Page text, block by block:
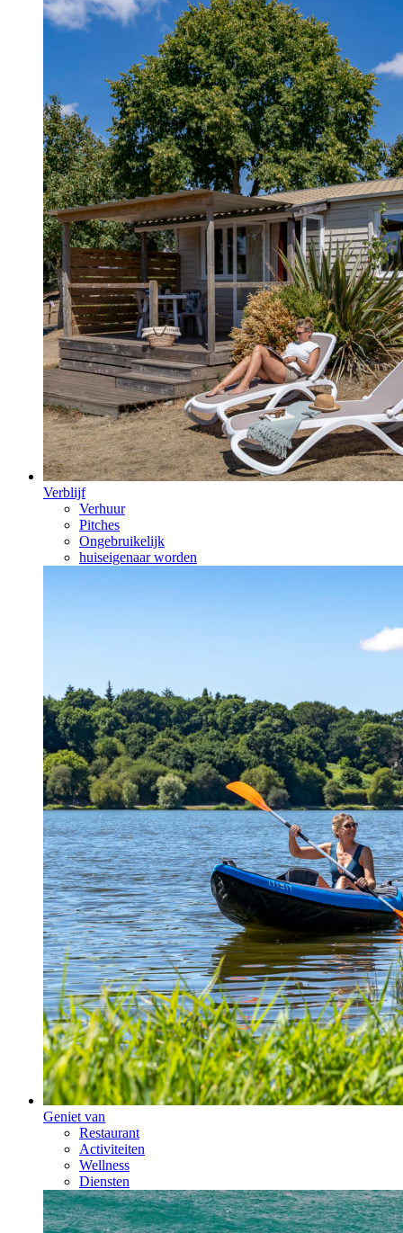
Verblijf
Verhuur
Pitches
Ongebruikelijk
huiseigenaar worden
Geniet van
Restaurant
Activiteiten
Wellness
Diensten